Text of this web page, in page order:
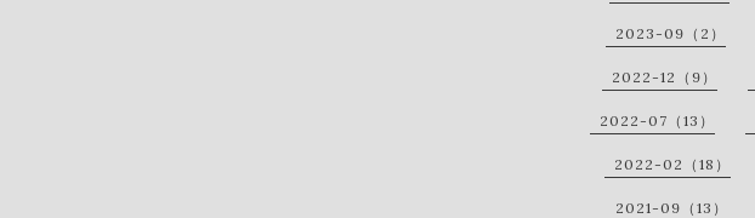
2023-09（2）
2022-12（9）
2022-07（13）
2022-02（18）
2021-09（13）